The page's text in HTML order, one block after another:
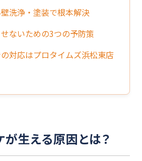
洗浄・塗装で根本解決
ないための3つの予防策
対応はプロタイムズ浜松東店
生える原因とは？